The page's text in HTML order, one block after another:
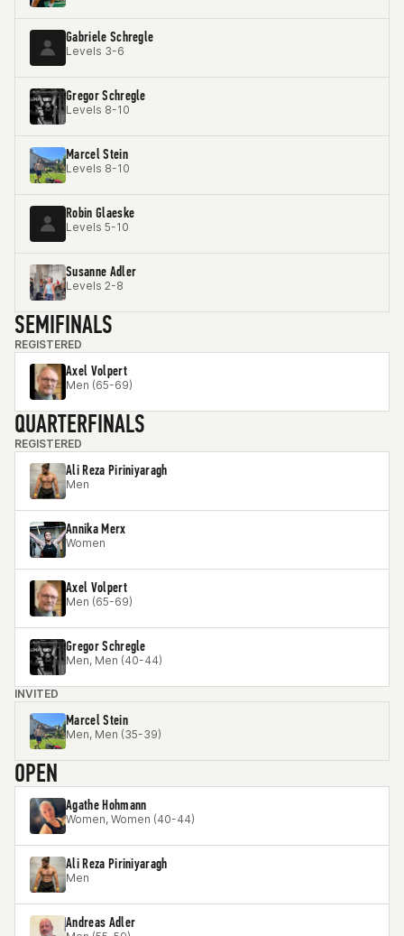
Gabriele Schregle
Levels 3-6
Gregor Schregle
Levels 8-10
Marcel Stein
Levels 8-10
Robin Glaeske
Levels 5-10
Susanne Adler
Levels 2-8
SEMIFINALS
REGISTERED
Axel Volpert
Men (65-69)
QUARTERFINALS
REGISTERED
Ali Reza Piriniyaragh
Men
Annika Merx
Women
Axel Volpert
Men (65-69)
Gregor Schregle
Men, Men (40-44)
INVITED
Marcel Stein
Men, Men (35-39)
OPEN
Agathe Hohmann
Women, Women (40-44)
Ali Reza Piriniyaragh
Men
Andreas Adler